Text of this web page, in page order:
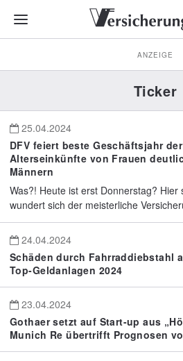
ANZEIGE
Ticker
25.04.2024
DFV feiert beste Geschäftsjahr
Alterseinkünfte von Frauen
Männern
Was?! Heute ist erst Donnerstag? Hier
wundert sich der meisterliche
24.04.2024
Schäden durch Fahrraddiebstahl
Top-Geldanlagen 2024
23.04.2024
Gothaer setzt auf Start-up aus
Munich Re übertrifft Prognosen